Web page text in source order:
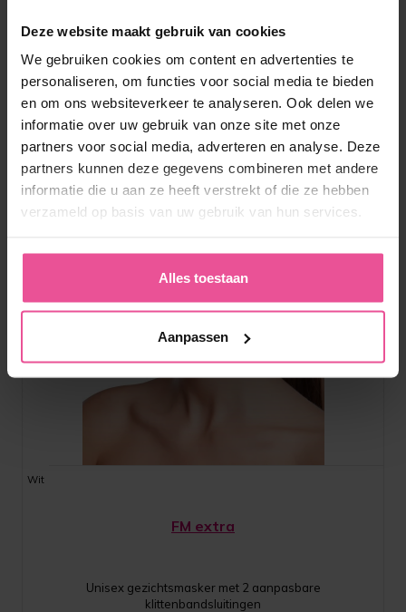
Deze website maakt gebruik van cookies
We gebruiken cookies om content en advertenties te
personaliseren, om functies voor social media te bieden
en om ons websiteverkeer te analyseren. Ook delen we
informatie over uw gebruik van onze site met onze
partners voor social media, adverteren en analyse. Deze
partners kunnen deze gegevens combineren met andere
informatie die u aan ze heeft verstrekt of die ze hebben
verzameld op basis van uw gebruik van hun services.
Alles toestaan
Aanpassen
Op voorraad
76,90€
Wit
FM extra
Unisex gezichtsmasker met 2 aanpasbare
klittenbandsluitingen